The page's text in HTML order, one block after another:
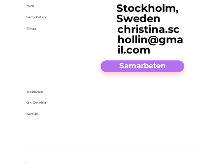
Hem
Samarbeten
Blogg
Webbshop
Om Christina
Kontakt
Stockholm,
Sweden
christina.sc
hollin@gma
il.com
Samarbeten